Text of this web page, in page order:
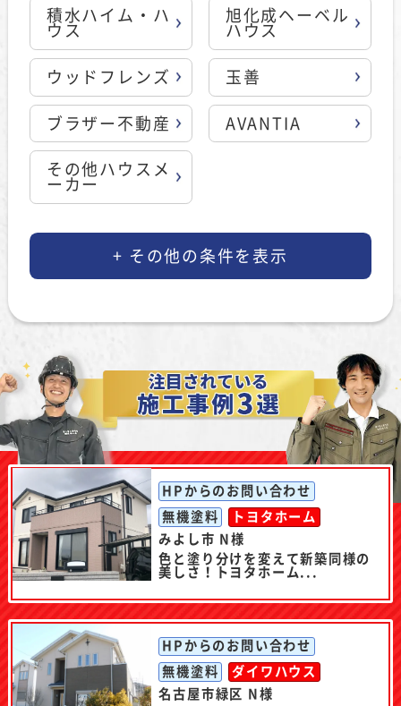
積水ハイム・ハ
ウス
旭化成ヘーベル
ハウス
ウッドフレンズ 玉善
ブラザー不動産 AVANTIA
その他ハウスメ
ーカー
HPからのお問い合わせ
無機塗料
トヨタホーム
みよし市 N様
色と塗り分けを変えて新築同様の
美しさ！トヨタホーム...
HPからのお問い合わせ
無機塗料
ダイワハウス
名古屋市緑区 N様